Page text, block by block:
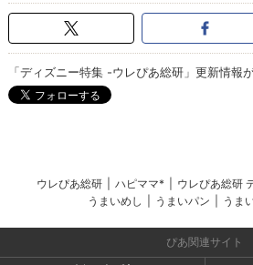
「ディズニー特集 -ウレぴあ総研」更新情報
ウレぴあ総研 ハピママ* ウレぴあ総研
うまいめし
うまいパン うま
ぴあ関連サイト